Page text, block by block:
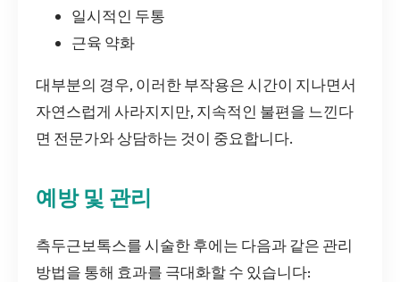
일시적인 두통
근육 약화
대부분의 경우, 이러한 부작용은 시간이 지나면서
자연스럽게 사라지지만, 지속적인 불편을 느낀다
면 전문가와 상담하는 것이 중요합니다.
예방 및 관리
측두근보톡스를 시술한 후에는 다음과 같은 관리
방법을 통해 효과를 극대화할 수 있습니다: